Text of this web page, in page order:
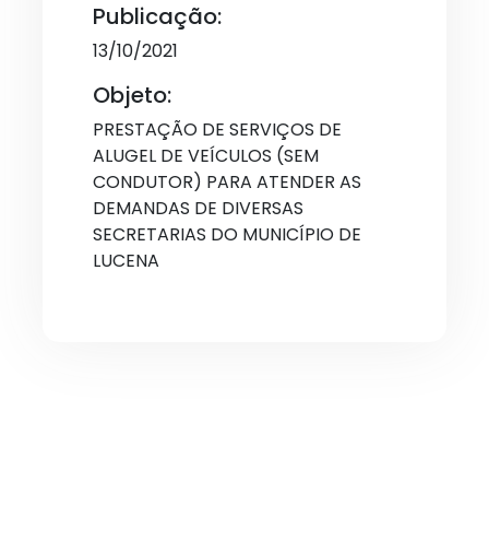
Publicação:
13/10/2021
Objeto:
PRESTAÇÃO DE SERVIÇOS DE
ALUGEL DE VEÍCULOS (SEM
CONDUTOR) PARA ATENDER AS
DEMANDAS DE DIVERSAS
SECRETARIAS DO MUNICÍPIO DE
LUCENA